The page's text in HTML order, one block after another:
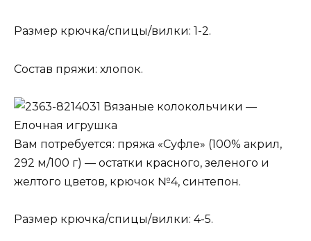
Размер крючка/спицы/вилки: 1-2.
Состав пряжи: хлопок.
Вязаные колокольчики —
Елочная игрушка
Вам потребуется: пряжа «Суфле» (100% акрил,
292 м/100 г) — остатки красного, зеленого и
желтого цветов, крючок №4, синтепон.
Размер крючка/спицы/вилки: 4-5.